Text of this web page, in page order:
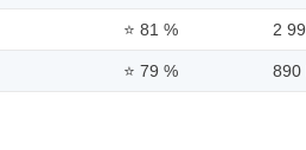
⭐ 81 % 2
⭐ 79 % 890